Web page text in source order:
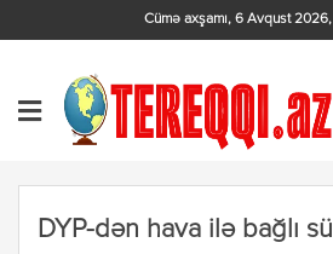
Cümə axşamı, 6 Avqust 2026,
DYP-dən hava ilə bağlı